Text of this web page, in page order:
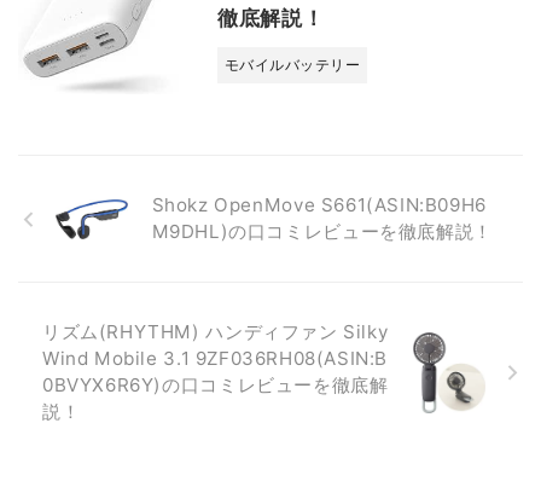
徹底解説！
モバイルバッテリー
Shokz OpenMove S661(ASIN:B09H6
M9DHL)の口コミレビューを徹底解説！
リズム(RHYTHM) ハンディファン Silky
Wind Mobile 3.1 9ZF036RH08(ASIN:B
0BVYX6R6Y)の口コミレビューを徹底解
説！